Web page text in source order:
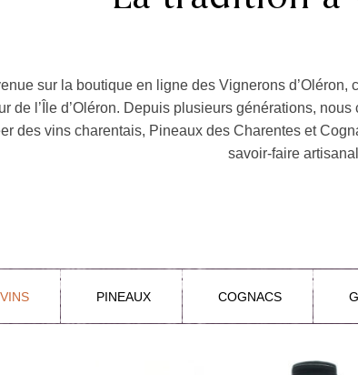
sur la boutique en ligne des Vignerons
de l’Île d’Oléron. Depuis plusieurs générations,
des vins charentais, Pineaux des Charentes et
savoir-faire
VINS PINEAUX COGNACS